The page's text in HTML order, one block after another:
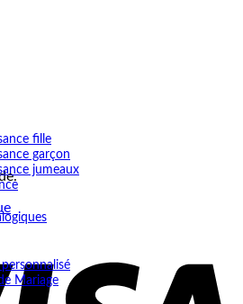
fille
garçon
jumeaux
Mariage